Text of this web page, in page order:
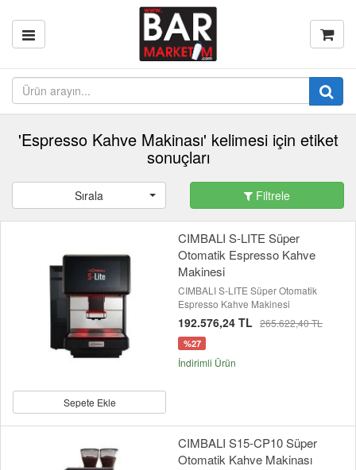
'Espresso Kahve Makinası' kelimesi için etiket
sonuçları
Sırala Filtrele
Sepete Ekle
CIMBALI S-LITE Süper
Otomatik Espresso Kahve
Makinesi
CIMBALI S-LITE Süper Otomatik
Espresso Kahve Makinesi
192.576,24 TL 265.622,40 TL
%27
İndirimli Ürün
CIMBALI S15-CP10 Süper
Otomatik Kahve Makinası